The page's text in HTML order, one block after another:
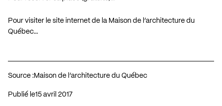
Pour visiter le site internet de la Maison de l’architecture du
Québec…
Source :Maison de l’architecture du Québec
Publié le 15 avril 2017